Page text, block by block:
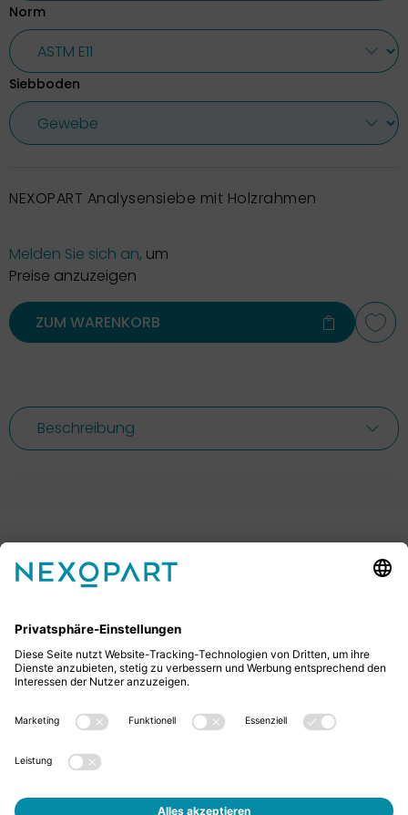
Norm
Siebboden
NEXOPART Analysensiebe mit Holzrahmen
Melden Sie sich an, um
Preise anzuzeigen
ZUM WARENKORB
Beschreibung
Ihr Kontakt zu uns.
schreiben uns eine E-Mail.
+49 2522 59084 0
sales@nexopart.com
Jobs